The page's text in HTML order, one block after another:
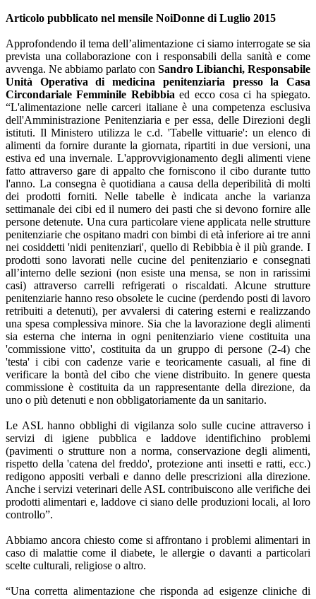
Articolo pubblicato nel mensile NoiDonne di Luglio 2015
Approfondendo il tema dell’alimentazione ci siamo interrogate se sia
prevista una collaborazione con i responsabili della sanità e come
avvenga. Ne abbiamo parlato con Sandro Libianchi, Responsabile
Unità Operativa di medicina penitenziaria presso la Casa
Circondariale Femminile Rebibbiaed ecco cosa ci ha spiegato.
“L'alimentazione nelle carceri italiane è una competenza esclusiva
dell'Amministrazione Penitenziaria e per essa, delle Direzioni degli
istituti. Il Ministero utilizza le c.d. 'Tabelle vittuarie': un elenco di
alimenti da fornire durante la giornata, ripartiti in due versioni, una
estiva ed una invernale. L'approvvigionamento degli alimenti viene
fatto attraverso gare di appalto che forniscono il cibo durante tutto
l'anno. La consegna è quotidiana a causa della deperibilità di molti
dei prodotti forniti. Nelle tabelle è indicata anche la varianza
settimanale dei cibi ed il numero dei pasti che si devono fornire alle
persone detenute. Una cura particolare viene applicata nelle strutture
penitenziarie che ospitano madri con bimbi di età inferiore ai tre anni
nei cosiddetti 'nidi penitenziari', quello di Rebibbia è il più grande. I
prodotti sono lavorati nelle cucine del penitenziario e consegnati
all’interno delle sezioni (non esiste una mensa, se non in rarissimi
casi) attraverso carrelli refrigerati o riscaldati. Alcune strutture
penitenziarie hanno reso obsolete le cucine (perdendo posti di lavoro
retribuiti a detenuti), per avvalersi di catering esterni e realizzando
una spesa complessiva minore. Sia che la lavorazione degli alimenti
sia esterna che interna in ogni penitenziario viene costituita una
'commissione vitto', costituita da un gruppo di persone (2-4) che
'testa' i cibi con cadenze varie e teoricamente casuali, al fine di
verificare la bontà del cibo che viene distribuito. In genere questa
commissione è costituita da un rappresentante della direzione, da
uno o più detenuti e non obbligatoriamente da un sanitario.
Le ASL hanno obblighi di vigilanza solo sulle cucine attraverso i
servizi di igiene pubblica e laddove identifichino problemi
(pavimenti o strutture non a norma, conservazione degli alimenti,
rispetto della 'catena del freddo', protezione anti insetti e ratti, ecc.)
redigono appositi verbali e danno delle prescrizioni alla direzione.
Anche i servizi veterinari delle ASL contribuiscono alle verifiche dei
prodotti alimentari e, laddove ci siano delle produzioni locali, al loro
controllo”.
Abbiamo ancora chiesto come si affrontano i problemi alimentari in
caso di malattie come il diabete, le allergie o davanti a particolari
scelte culturali, religiose o altro.
“Una corretta alimentazione che risponda ad esigenze cliniche di